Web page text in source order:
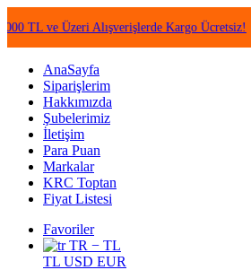
Üzeri Alışverişlerde Kargo Ücretsiz! •
AnaSayfa
Siparişlerim
Hakkımızda
Şubelerimiz
İletişim
Para Puan
Markalar
KRC Toptan
Fiyat Listesi
Favoriler
TR − TL
TL USD EUR